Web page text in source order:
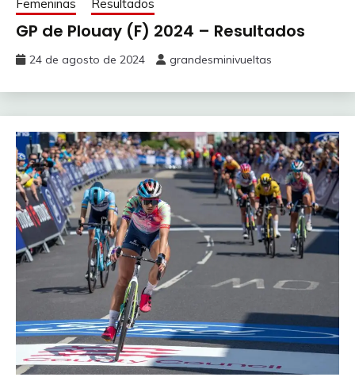
Femeninas Resultados
GP de Plouay (F) 2024 – Resultados
24 de agosto de 2024 grandesminivueltas